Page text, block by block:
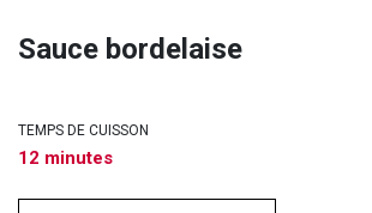
Sauce bordelaise
TEMPS DE CUISSON
12 minutes